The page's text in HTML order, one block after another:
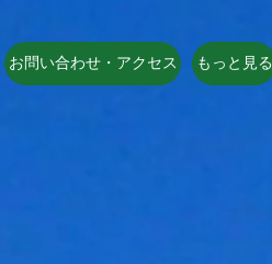
お問い合わせ・アクセス もっと見る